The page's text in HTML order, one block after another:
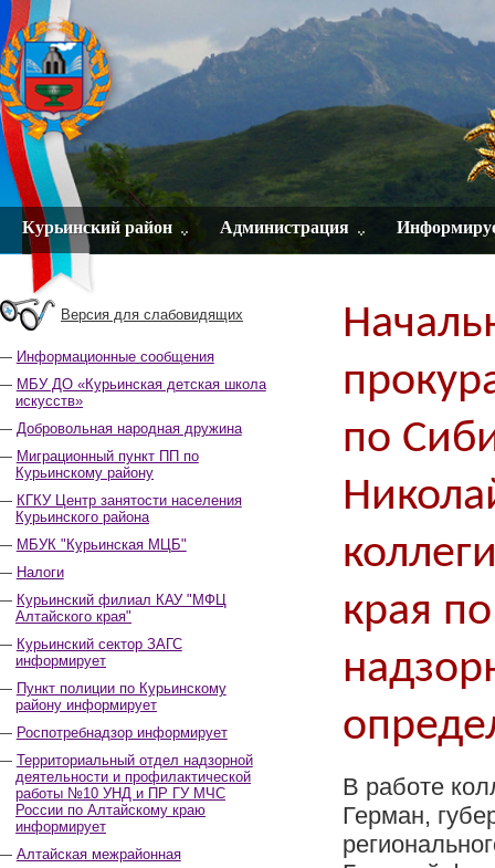
Курьинский район Администрация
Версия для слабовидящих
Информационные сообщения
МБУ ДО «Курьинская детская школа
искусств»
Добровольная народная дружина
Миграционный пункт ПП по
Курьинскому району
КГКУ Центр занятости населения
Курьинского района
МБУК "Курьинская МЦБ"
Налоги
Курьинский филиал КАУ "МФЦ
Алтайского края"
Курьинский сектор ЗАГС
информирует
Пункт полиции по Курьинскому
району информирует
Роспотребнадзор информирует
Территориальный отдел надзорной
деятельности и профилактической
работы №10 УНД и ПР ГУ МЧС
России по Алтайскому краю
информирует
Алтайская межрайонная
по
края
В работе
Герман,